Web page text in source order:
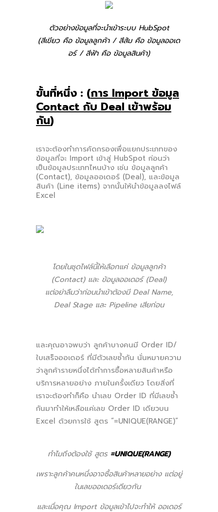
ตัวอย่างข้อมูลที่จะนำเข้าระบบ HubSpot
(สีเขียว คือ ข้อมูลลูกค้า / สีส้ม คือ ข้อมูลออเด
อร์ / สีฟ้า คือ ข้อมูลสินค้า)
ขั้นที่หนึ่ง : (การ Import ข้อมูล
Contact กับ Deal เข้าพร้อม
กัน)
เราจะต้องทำการคัดกรองเพื่อแยกประเภทของ
ข้อมูลที่จะ Import เข้าสู่ HubSpot ก่อนว่า
เป็นข้อมูลประเภทไหนบ้าง เช่น ข้อมูลลูกค้า
(Contact), ข้อมูลออเดอร์ (Deal), และข้อมูล
สินค้า (Line items) จากนั้นให้นำข้อมูลลงไฟล์
Excel
โดยในชุดไฟล์นี้ให้เลือกแค่ ข้อมูลลูกค้า
(Contact) และ ข้อมูลออเดอร์ (Deal)
แต่อย่าลืมว่าก่อนนำเข้าต้องมี Deal Name,
Deal Stage และ Pipeline เสียก่อน
และคุณอาจพบว่า ลูกค้าบางคนมี Order ID/
ใบเสร็จออเดอร์ ที่มีตัวเลขซ้ำกัน นั่นหมายความ
ว่าลูกค้ารายหนึ่งได้ทำการซื้อหลายสินค้าหรือ
บริการหลายอย่าง ภายในครั้งเดียว โดยสิ่งที่
เราจะต้องทำก็คือ นำเลข Order ID ที่มีเลขซ้ำ
กันมาทำให้เหลือแค่เลข Order ID เดียวบน
Excel ด้วยการใช้ สูตร “=UNIQUE(RANGE)”
ทำไมถึงต้องใช้ สูตร =UNIQUE(RANGE)
เพราะลูกค้าคนหนึ่งอาจซื้อสินค้าหลายอย่าง แต่อยู่
ในเลขออเดอร์เดียวกัน
และเมื่อคุณ Import ข้อมูลเข้าไปจะทำให้ ออเดอร์